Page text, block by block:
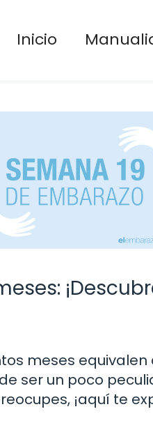
Inicio
meses equivalen
ser un poco
¡aquí te